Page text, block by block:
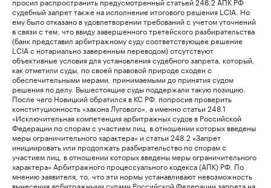
судебный запрет также на исполнение итогового решения LCIA. Но
ему было отказано в удовлетворении требований с учетом уточнений
в связи с тем, что ввиду завершенного третейского разбирательства
(банк представил арбитражному суду соответствующее решение
LCIA с нотариально заверенным переводом) отсутствуют
объективные условия для установления судебного запрета, который,
как отметили суды, по своей правовой природе сходен с
обеспечительными мерами, принимаемыми до принятия судом
решения по делу. Вышестоящие суды поддержали такую позицию.
После чего Новицкий обратился в КС РФ, попросив проверить
конституционность «закона Лугового», а именно статьи 248.1
«Исключительная компетенция арбитражных судов в Российской
Федерации по спорам с участием лиц, в отношении которых введены
меры ограничительного характера» и статьи 248.2 «Запрет
инициировать или продолжать разбирательство по спорам с
участием лиц, в отношении которых введены меры ограничительного
характера» Арбитражного процессуального кодекса (АПК) РФ. По
мнению заявителя, то, что эти нормы устанавливают невозможность
вынесения арбитражными судами Российской Федерации запрета на